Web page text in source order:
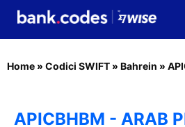
Home » Codici SWIFT » Bahrein »
APICBHBM - ARAB